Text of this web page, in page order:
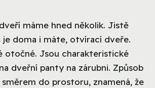
máme hned několik. Jistě
je doma i máte, otvírací dveře.
otočné. Jsou charakteristické
dveřní panty na zárubni. Způsob
do prostoru, znamená, že